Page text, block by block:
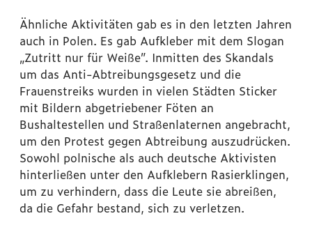
Ähnliche Aktivitäten gab es in den letzten Jahren
auch in Polen. Es gab Aufkleber mit dem Slogan
„Zutritt nur für Weiße”. Inmitten des Skandals
um das Anti-Abtreibungsgesetz und die
Frauenstreiks wurden in vielen Städten Sticker
mit Bildern abgetriebener Föten an
Bushaltestellen und Straßenlaternen angebracht,
um den Protest gegen Abtreibung auszudrücken.
Sowohl polnische als auch deutsche Aktivisten
hinterließen unter den Aufklebern Rasierklingen,
um zu verhindern, dass die Leute sie abreißen,
da die Gefahr bestand, sich zu verletzen.